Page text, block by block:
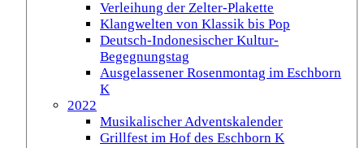
Verleihung der Zelter-Plakette
Klangwelten von Klassik bis Pop
Deutsch-Indonesischer Kultur-
Begegnungstag
Ausgelassener Rosenmontag im Eschborn
K
2022
Musikalischer Adventskalender
Grillfest im Hof des Eschborn K